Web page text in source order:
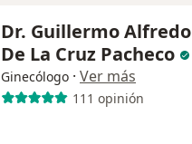
Dr. Guillermo Alfredo
De La Cruz Pacheco
Ginecólogo · Ver más
111 opinión